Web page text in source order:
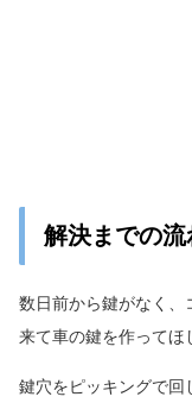
解決までの流
数日前から鍵がなく、
来て車の鍵を作ってほ
鍵穴をピッキングで回